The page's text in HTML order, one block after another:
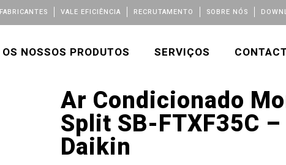
FABRICANTES VALE EFICIÊNCIA RECRUTAMENTO SOBRE NÓS
OS NOSSOS PRODUTOS SERVIÇOS
Ar Condicionado
Split SB-FTXF35C –
Daikin